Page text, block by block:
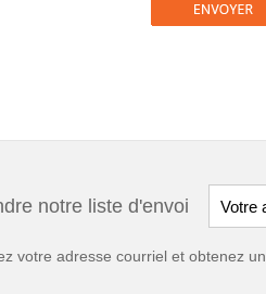
notre liste d'envoi
votre adresse courriel et obtenez